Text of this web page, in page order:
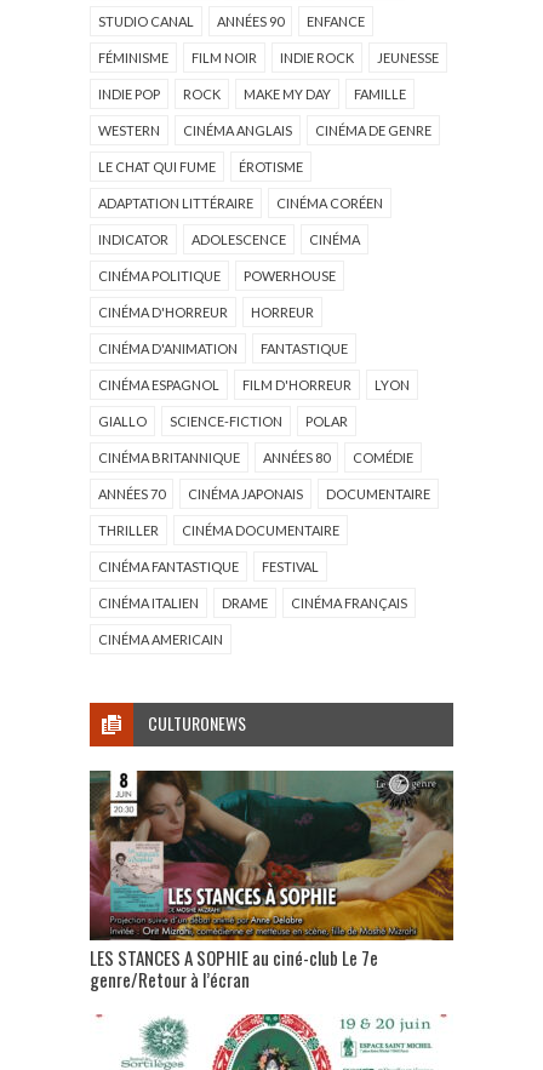
STUDIO CANAL ANNÉES 90 ENFANCE
FÉMINISME FILM NOIR INDIE ROCK JEUNESSE
INDIE POP ROCK MAKE MY DAY FAMILLE
WESTERN CINÉMA ANGLAIS CINÉMA DE GENRE
LE CHAT QUI FUME ÉROTISME
ADAPTATION LITTÉRAIRE CINÉMA CORÉEN
INDICATOR ADOLESCENCE CINÉMA
CINÉMA POLITIQUE POWERHOUSE
CINÉMA D'HORREUR HORREUR
CINÉMA D'ANIMATION FANTASTIQUE
CINÉMA ESPAGNOL FILM D'HORREUR LYON
GIALLO SCIENCE-FICTION POLAR
CINÉMA BRITANNIQUE ANNÉES 80 COMÉDIE
ANNÉES 70 CINÉMA JAPONAIS DOCUMENTAIRE
THRILLER CINÉMA DOCUMENTAIRE
CINÉMA FANTASTIQUE FESTIVAL
CINÉMA ITALIEN DRAME CINÉMA FRANÇAIS
CINÉMA AMERICAIN
CULTURONEWS
LES STANCES A SOPHIE au ciné-club Le 7e
genre/Retour à l’écran